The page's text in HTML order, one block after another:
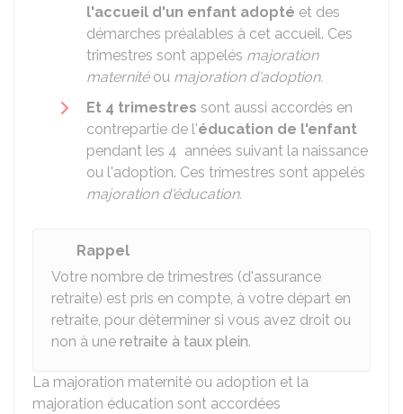
l'accueil d'un enfant adopté et des
démarches préalables à cet accueil. Ces
trimestres sont appelés majoration
maternitéou majoration d'adoption.
Et 4 trimestres sont aussi accordés en
contrepartie de l'éducation de l'enfant
pendant les 4 années suivant la naissance
ou l'adoption. Ces trimestres sont appelés
majoration d'éducation.
Rappel
Votre nombre de trimestres (d'assurance
retraite) est pris en compte, à votre départ en
retraite, pour déterminer si vous avez droit ou
non à une retraite à taux plein.
La majoration maternité ou adoption et la
majoration éducation sont accordées